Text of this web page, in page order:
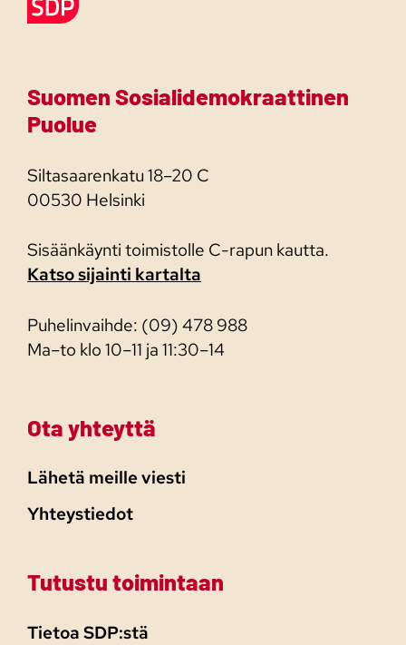
Suomen Sosialidemokraattinen
Puolue
Siltasaarenkatu 18–20 C
00530 Helsinki
Sisäänkäynti toimistolle C-rapun kautta.
Katso sijainti kartalta
Puhelinvaihde: (09) 478 988
Ma–to klo 10–11 ja 11:30–14
Ota yhteyttä
Lähetä meille viesti
Yhteystiedot
Tutustu toimintaan
Tietoa SDP:stä